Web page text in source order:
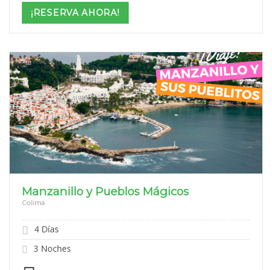
$999
through
$2,099
¡RESERVA AHORA!
Manzanillo y Pueblos Mágicos
Colima
4 Días
3 Noches